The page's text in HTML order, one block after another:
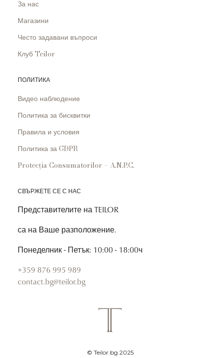
За нас
Магазини
Често задавани въпроси
Клуб Teilor
ПОЛИТИКА
Видео наблюдение
Политика за бисквитки
Правила и условия
Политика за GDPR
Protecția Consumatorilor – A.N.P.C.
СВЪРЖЕТЕ СЕ С НАС
Представителите на TEILOR
са на Ваше разположение.
Понеделник - Петък: 10:00 - 18:00ч
+359 876 995 989
contact.bg@teilor.bg
© Teilor.bg 2025